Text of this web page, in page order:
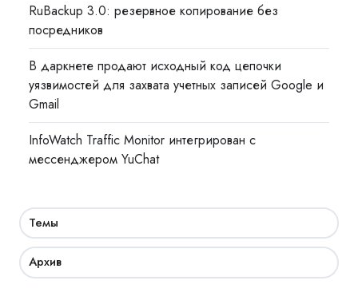
RuBackup 3.0: резервное копирование без
посредников
В даркнете продают исходный код цепочки
уязвимостей для захвата учетных записей Google и
Gmail
InfoWatch Traffic Monitor интегрирован с
мессенджером YuChat
Темы
Архив